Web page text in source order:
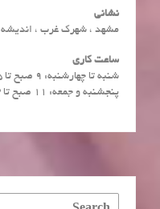
نشانی
مشهد ، شهرک غرب ، اندیشه 19 پلاک 12
ساعت کاری
شنبه تا چهارشنبه: ۹ صبح تا ۵ بعد از ظهر
پنجشنبه و جمعه: ۱۱ صبح تا ۳ بعد از ظهر
Search